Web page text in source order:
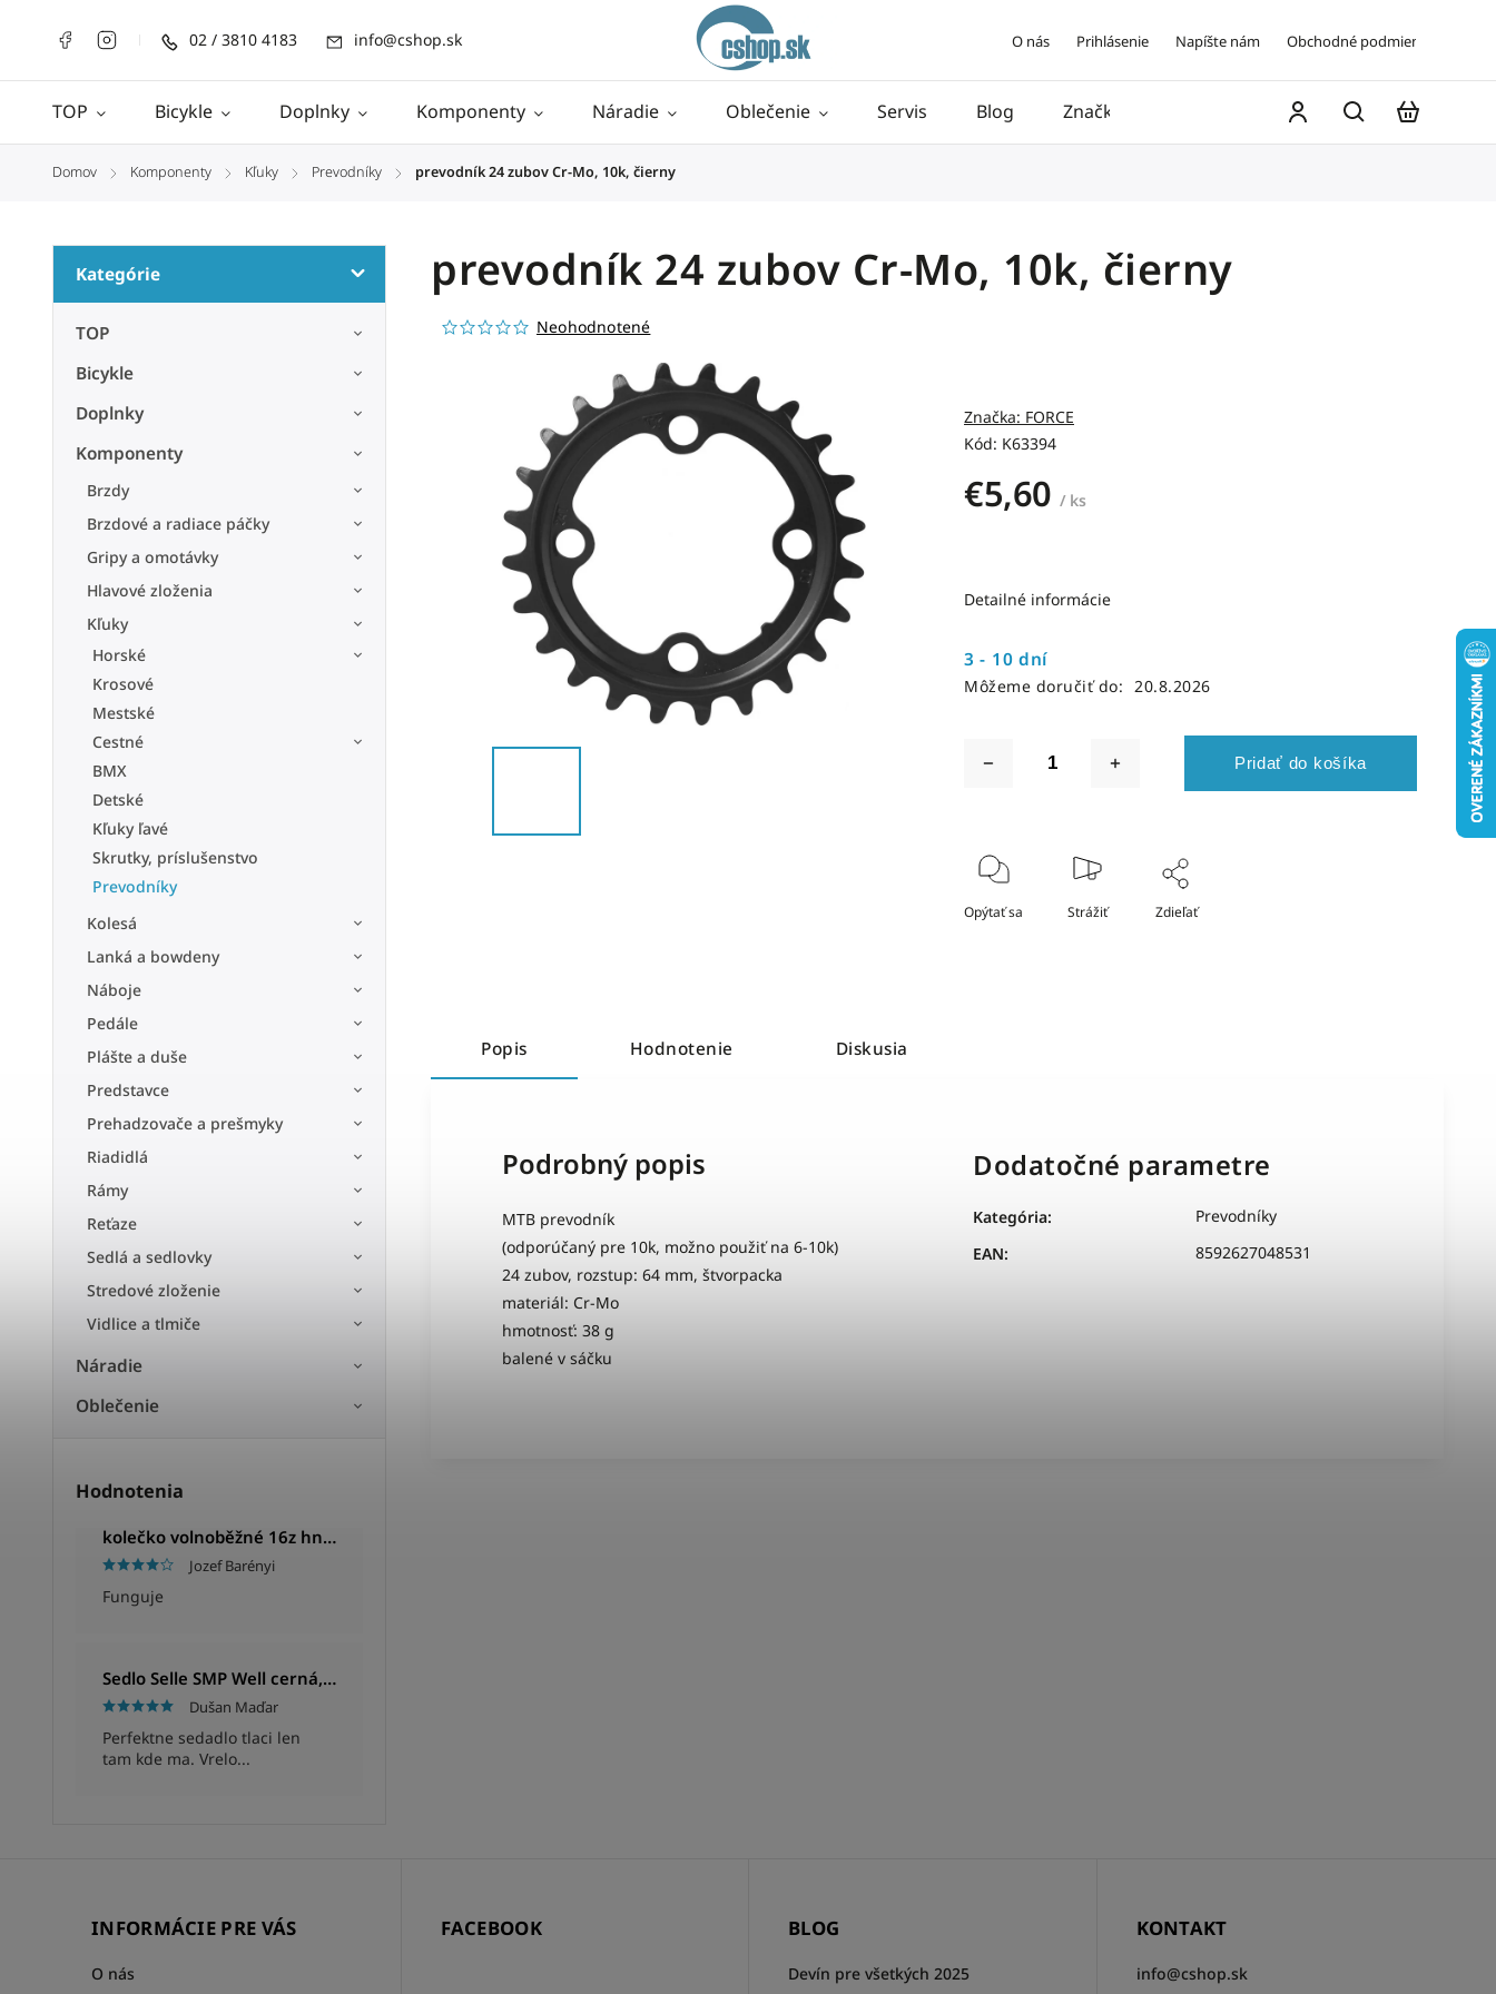
02 / 3810 4183 info@cshop.sk O nás Prihlásenie Napíšte nám Obchodné podmienky
TOP Bicykle Doplnky Komponenty Náradie Oblečenie Servis Blog Značky
Domov / Komponenty / Kľuky / Prevodníky / prevodník 24 zubov Cr-Mo, 10k, čierny
Kategórie
TOP
Bicykle
Doplnky
Komponenty
Brzdy
Brzdové a radiace páčky
Gripy a omotávky
Hlavové zloženia
Kľuky
Horské
Krosové
Mestské
Cestné
BMX
Detské
Kľuky ľavé
Skrutky, príslušenstvo
Prevodníky
Kolesá
Lanká a bowdeny
Náboje
Pedále
Plášte a duše
Predstavce
Prehadzovače a prešmyky
Riadidlá
Rámy
Reťaze
Sedlá a sedlovky
Stredové zloženie
Vidlice a tlmiče
Náradie
Oblečenie
Hodnotenia
kolečko volnoběžné 16z hnědé
Jozef Barényi
Funguje
Sedlo Selle SMP Well cerná, Unisex, 280x144mm, 280g
Dušan Maďar
Perfektne sedadlo tlaci len
tam kde ma. Vrelo...
prevodník 24 zubov Cr-Mo, 10k, čierny
Neohodnotené
Kód: K63394
Značka: FORCE
€5,60 / ks
3 - 10 dní
Môžeme doručiť do: 20.8.2026
Pridať do košíka
Detailné informácie
Opýtať sa Strážiť Zdieľať
Popis Hodnotenie Diskusia
Podrobný popis
MTB prevodník
(odporúčaný pre 10k, možno použiť na 6-10k)
24 zubov, rozstup: 64 mm, štvorpacka
materiál: Cr-Mo
hmotnosť: 38 g
balené v sáčku
Dodatočné parametre
Kategória:
Prevodníky
EAN: 8592627048531
INFORMÁCIE PRE VÁS
O nás
FACEBOOK BLOG
Devín pre všetkých 2025
KONTAKT
info@cshop.sk